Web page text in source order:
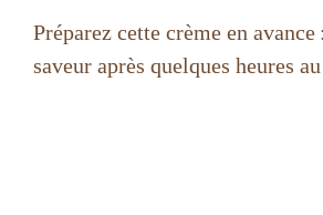
Préparez cette crème en
saveur après quelques heures